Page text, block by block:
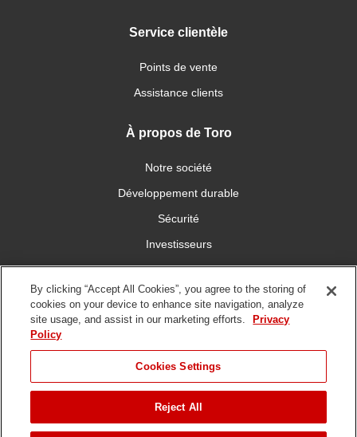
Service clientèle
Points de vente
Assistance clients
À propos de Toro
Notre société
Développement durable
Sécurité
Investisseurs
Carrières
Connectez-vous avec nous
d'utilisation
Politique de
confidentialité
copyrights
By clicking “Accept All Cookies”, you agree to the storing of
cookies on your device to enhance site navigation, analyze
site usage, and assist in our marketing efforts.
Privacy
Policy
Cookies Settings
Reject All